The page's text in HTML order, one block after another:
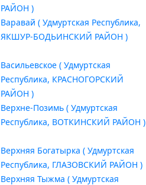
РАЙОН )
Варавай ( Удмуртская Республика,
ЯКШУР-БОДЬИНСКИЙ РАЙОН )
Васильевское ( Удмуртская
Республика, КРАСНОГОРСКИЙ
РАЙОН )
Верхне-Позимь ( Удмуртская
Республика, ВОТКИНСКИЙ РАЙОН )
Верхняя Богатырка ( Удмуртская
Республика, ГЛАЗОВСКИЙ РАЙОН )
Верхняя Тыжма ( Удмуртская